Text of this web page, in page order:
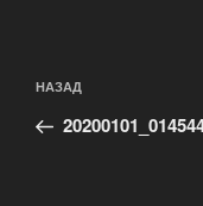
по
записям
Предыдущая
запись:
НАЗАД